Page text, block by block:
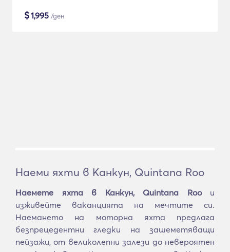
$1,995 /ден
Наеми яхти в Канкун, Quintana Roo
Наемете яхта в Канкун, Quintana Rooи
изживейте ваканцията на мечтите си.
Наемането на моторна яхта предлага
безпрецедентни гледки на зашеметяващи
пейзажи, от великолепни залези до невероятен